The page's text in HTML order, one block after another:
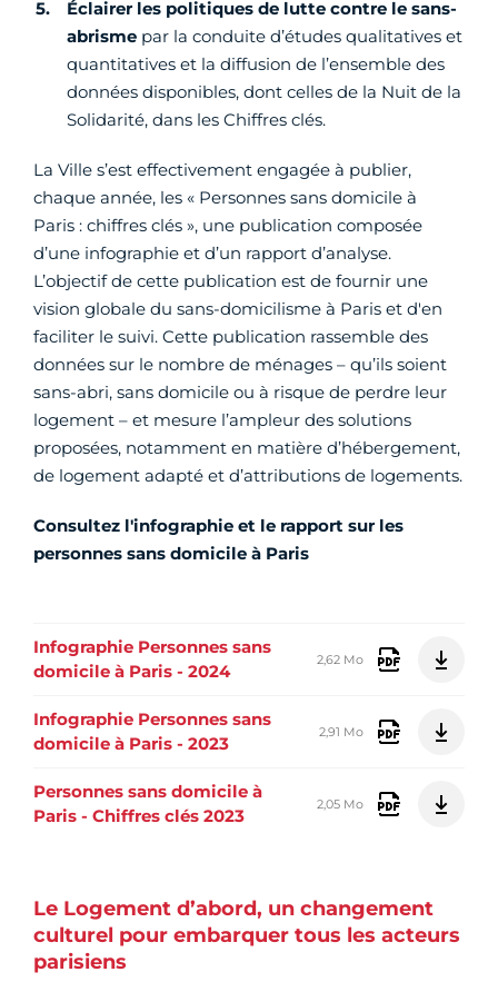
Éclairer les politiques de lutte contre le sans-
abrisme par la conduite d’études qualitatives et
quantitatives et la diffusion de l’ensemble des
données disponibles, dont celles de la Nuit de la
Solidarité, dans les Chiffres clés.
La Ville s’est effectivement engagée à publier,
chaque année, les « Personnes sans domicile à
Paris : chiffres clés », une publication composée
d’une infographie et d’un rapport d’analyse.
L’objectif de cette publication est de fournir une
vision globale du sans-domicilisme à Paris et d'en
faciliter le suivi. Cette publication rassemble des
données sur le nombre de ménages – qu’ils soient
sans-abri, sans domicile ou à risque de perdre leur
logement – et mesure l’ampleur des solutions
proposées, notamment en matière d’hébergement,
de logement adapté et d’attributions de logements.
Consultez l'infographie et le rapport sur les
personnes sans domicile à Paris
Infographie Personnes sans
domicile à Paris - 2024
2,62 Mo
Infographie Personnes sans
domicile à Paris - 2023
2,91 Mo
Personnes sans domicile à
Paris - Chiffres clés 2023
2,05 Mo
Le Logement d’abord, un changement
culturel pour embarquer tous les acteurs
parisiens